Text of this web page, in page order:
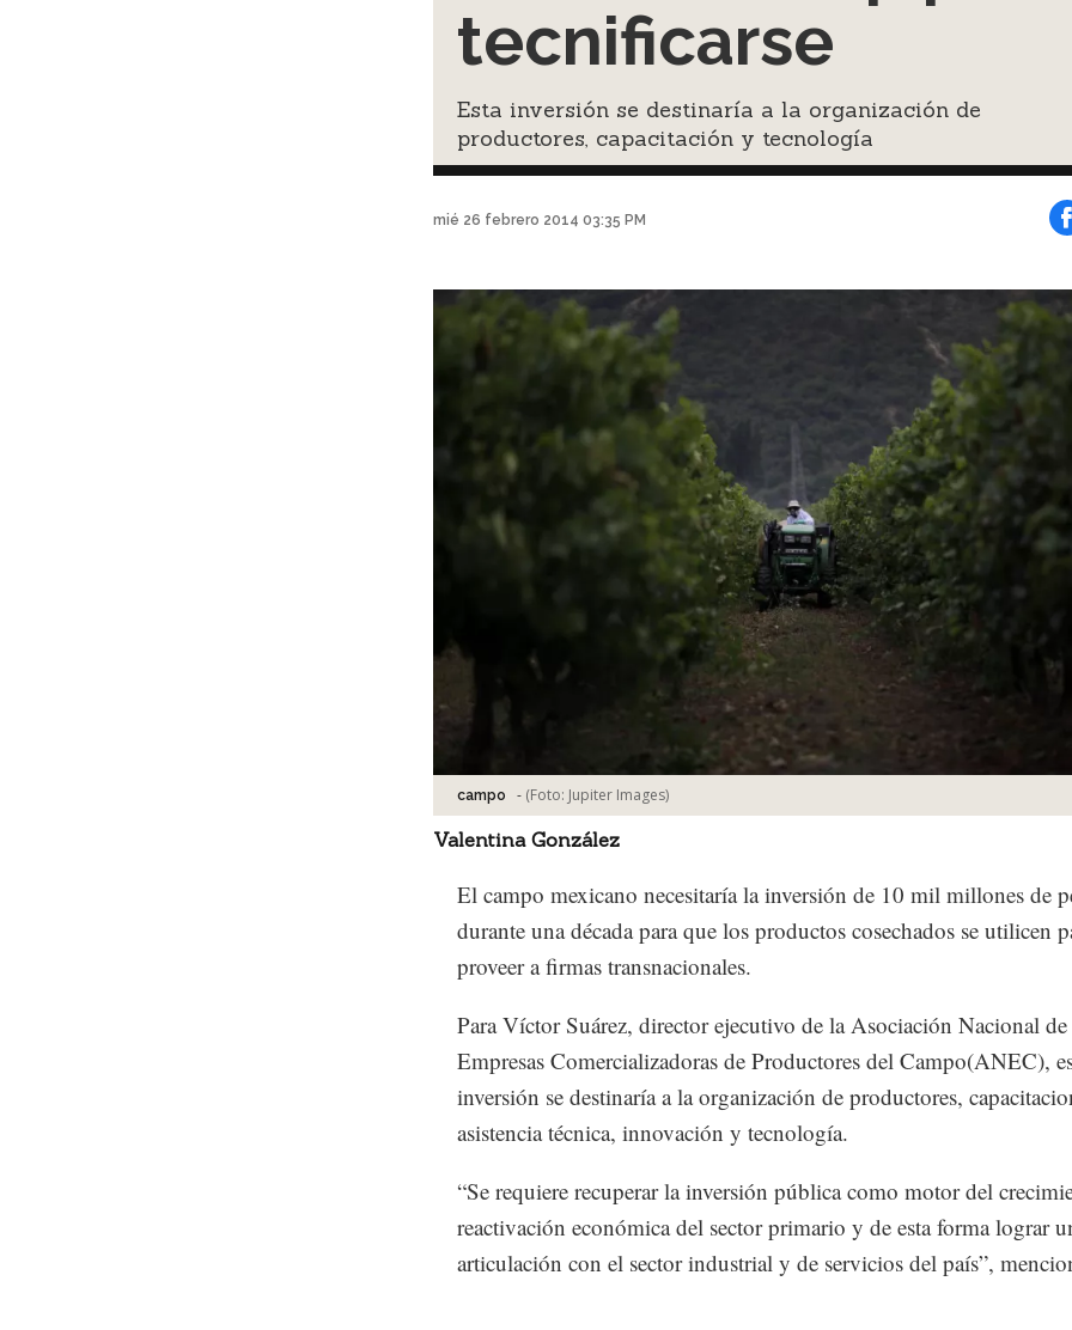
tecnificarse
Esta inversión se destinaría a la organización de
productores, capacitación y tecnología
mié 26 febrero 2014 03:35 PM
campo - (Foto: Jupiter Images)
Valentina González
El campo mexicano necesitaría la inversión de 10 mil millones de
durante una década para que los productos cosechados se utilicen
proveer a firmas transnacionales.
Para Víctor Suárez, director ejecutivo de la Asociación Nacional de
Empresas Comercializadoras de Productores del Campo(ANEC),
inversión se destinaría a la organización de productores,
asistencia técnica, innovación y tecnología.
“Se requiere recuperar la inversión pública como motor del
reactivación económica del sector primario y de esta forma lograr
articulación con el sector industrial y de servicios del país”,